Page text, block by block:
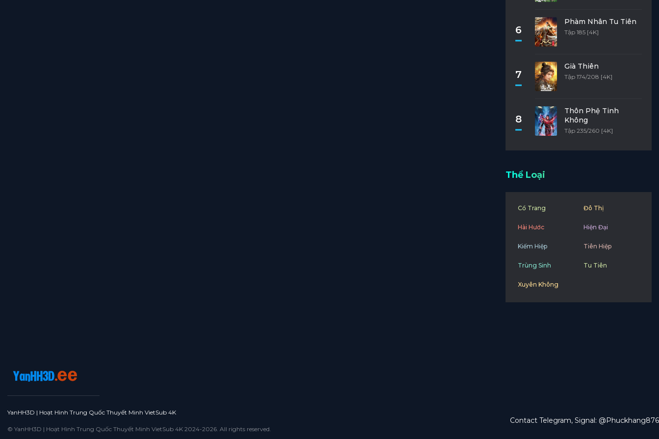
6
Phàm Nhân Tu Tiên
Tập 185 [4K]
7
Già Thiên
Tập 174/208 [4K]
8
Thôn Phệ Tinh
Không
Tập 235/260 [4K]
Thể Loại
Cổ Trang Đô Thị
Hài Hước Hiện Đại
Kiếm Hiệp Tiên Hiệp
Trùng Sinh Tu Tiên
Xuyên Không
YanHH3D | Hoạt Hình Trung Quốc Thuyết Minh VietSub 4K
Contact Telegram, Signal: @Phuckhang876
© YanHH3D | Hoạt Hình Trung Quốc Thuyết Minh VietSub 4K 2024-2026. All rights reserved.